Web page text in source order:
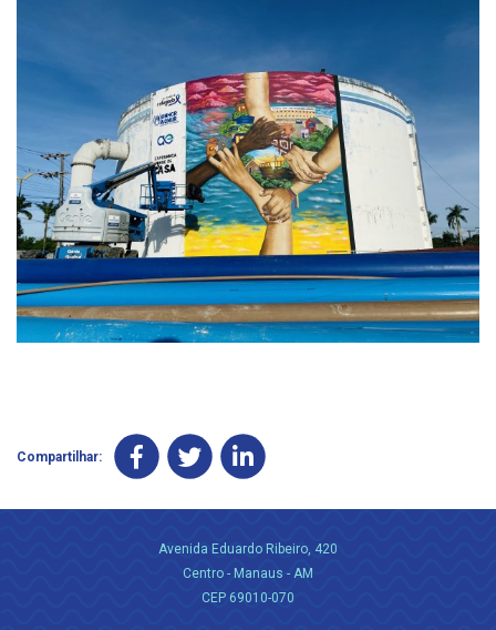
Compartilhar:
Avenida Eduardo Ribeiro, 420
Centro - Manaus - AM
CEP 69010-070